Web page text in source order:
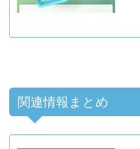
関連情報まとめ